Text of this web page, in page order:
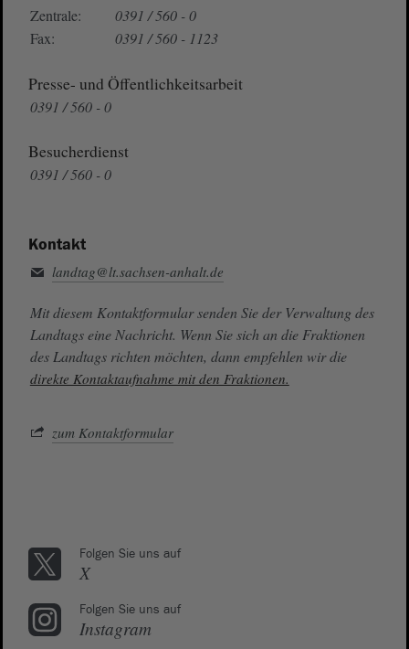
Zentrale:
0391 / 560 - 0
Fax:
0391 / 560 - 1123
Presse- und Öffentlichkeitsarbeit
0391 / 560 - 0
Besucherdienst
0391 / 560 - 0
Kontakt
landtag@lt.sachsen-anhalt.de
Mit diesem Kontaktformular senden Sie der Verwaltung des
Landtags eine Nachricht. Wenn Sie sich an die Fraktionen
des Landtags richten möchten, dann empfehlen wir die
direkte Kontaktaufnahme mit den Fraktionen.
zum Kontaktformular
Folgen Sie uns auf
X
Folgen Sie uns auf
Instagram